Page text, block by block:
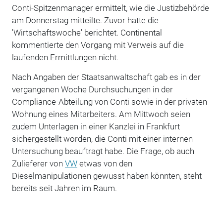
Conti-Spitzenmanager ermittelt, wie die Justizbehörde
am Donnerstag mitteilte. Zuvor hatte die
'Wirtschaftswoche' berichtet. Continental
kommentierte den Vorgang mit Verweis auf die
laufenden Ermittlungen nicht.
Nach Angaben der Staatsanwaltschaft gab es in der
vergangenen Woche Durchsuchungen in der
Compliance-Abteilung von Conti sowie in der privaten
Wohnung eines Mitarbeiters. Am Mittwoch seien
zudem Unterlagen in einer Kanzlei in Frankfurt
sichergestellt worden, die Conti mit einer internen
Untersuchung beauftragt habe. Die Frage, ob auch
Zulieferer von VWetwas von den
Dieselmanipulationen gewusst haben könnten, steht
bereits seit Jahren im Raum.